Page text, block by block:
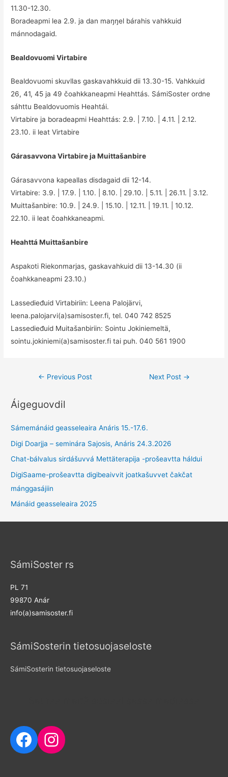
11.30-12.30.
Boradeapmi lea 2.9. ja dan maŋŋel bárahis vahkkuid
mánnodagaid.
Bealdovuomi Virtabire
Bealdovuomi skuvllas gaskavahkkuid dii 13.30-15. Vahkkuid
26, 41, 45 ja 49 čoahkkaneapmi Heahttás. SámiSoster ordne
sáhttu Bealdovuomis Heahtái.
Virtabire ja boradeapmi Heahttás: 2.9. | 7.10. | 4.11. | 2.12.
23.10. ii leat Virtabire
Gárasavvona Virtabire ja Muittašanbire
Gárasavvona kapeallas disdagaid dii 12-14.
Virtabire: 3.9. | 17.9. | 1.10. | 8.10. | 29.10. | 5.11. | 26.11. | 3.12.
Muittašanbire: 10.9. | 24.9. | 15.10. | 12.11. | 19.11. | 10.12.
22.10. ii leat čoahkkaneapmi.
Heahttá Muittašanbire
Aspakoti Riekonmarjas, gaskavahkuid dii 13-14.30 (ii
čoahkkaneapmi 23.10.)
Lassedieđuid Virtabiriin: Leena Palojärvi,
leena.palojarvi(a)samisoster.fi, tel. 040 742 8525
Lassedieđuid Muitašanbiriin: Sointu Jokiniemeltä,
sointu.jokiniemi(a)samisoster.fi tai puh. 040 561 1900
Post← Previous Post Next Post →
Áigeguovdil
Sámemánáid geasseleaira Anáris 15.-17.6.
Digi Doarjja – seminára Sajosis, Anáris 24.3.2026
Chat-bálvalus sirdášuvvá Mettäterapija -prošeavtta háldui
DigiSaame-prošeavtta digibeaivvit joatkašuvvet čakčat
mánggasájiin
Mánáid geasseleaira 2025
SámiSoster rs
PL 71
99870 Anár
info(a)samisoster.fi
SámiSosterin tietosuojaseloste
SámiSosterin tietosuojaseloste
Facebook
Instagram